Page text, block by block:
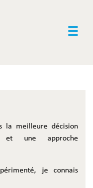
la meilleure décision
et une approche
je connais